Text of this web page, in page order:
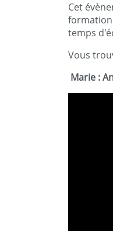
Cet
formation
temps
Vous
Marie :